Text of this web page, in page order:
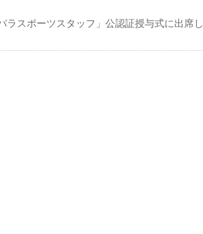
スポーツスタッフ」公認証授与式に出席し